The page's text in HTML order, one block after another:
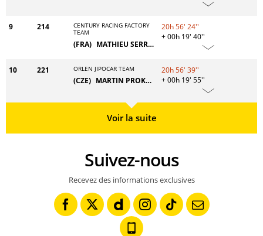
9 214
CENTURY RACING FACTORY
TEAM
(FRA) MATHIEU SERRADORI
20h 56' 24''
+ 00h 19' 40''
10 221 ORLEN JIPOCAR TEAM
(CZE) MARTIN PROKOP
20h 56' 39''
+ 00h 19' 55''
Voir la suite
Suivez-nous
Recevez des informations exclusives